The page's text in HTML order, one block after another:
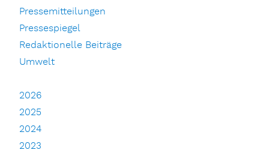
Pressemitteilungen
Pressespiegel
Redaktionelle Beiträge
Umwelt
2026
2025
2024
2023